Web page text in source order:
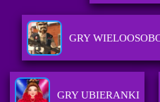
GRY
GRY UBIERANKI